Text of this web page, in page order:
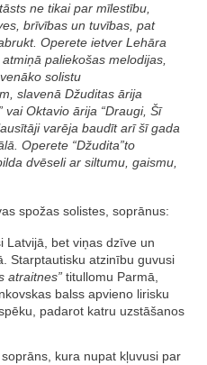
ne tikai par mīlestību,
brīvības un tuvības, pat
Operete ietver Lehāra
paliekošas melodijas,
solistu
slavenā Džuditas ārija
vai Oktavio ārija “Draugi, Šī
varēja baudīt arī šī gada
Operete “Džudita”to
dvēseli ar siltumu, gaismu,
spožas solistes, soprānus:
Latvijā, bet viņas dzīve un
Starptautisku atzinību guvusi
atraitnes” titullomu Parmā,
balss apvieno lirisku
padarot katru uzstāšanos
, soprāns, kura nupat kļuvusi par